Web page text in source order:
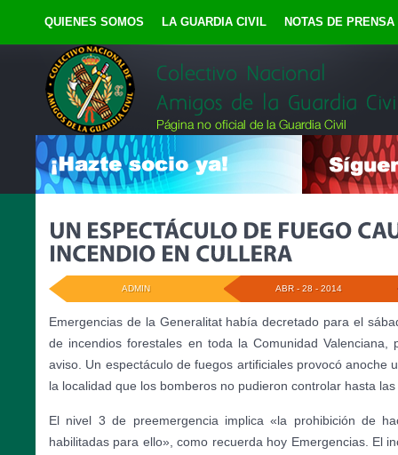
QUIENES SOMOS LA GUARDIA CIVIL NOTAS DE PRENSA
ABR - 28 - 2014
ADMIN
Emergencias de la Generalitat había decretado para el
de incendios forestales en toda la Comunidad Valenciana,
aviso. Un espectáculo de fuegos artificiales provocó anoche
la localidad que los bomberos no pudieron controlar hasta
El nivel 3 de preemergencia implica «la prohibición de
habilitadas para ello», como recuerda hoy Emergencias. El